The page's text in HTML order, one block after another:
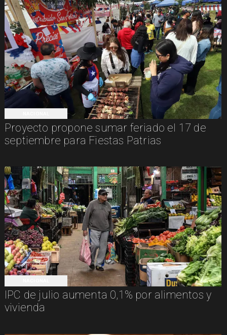
Proyecto propone sumar feriado el 17 de
septiembre para Fiestas Patrias
IPC de julio aumenta 0,1% por alimentos y
vivienda